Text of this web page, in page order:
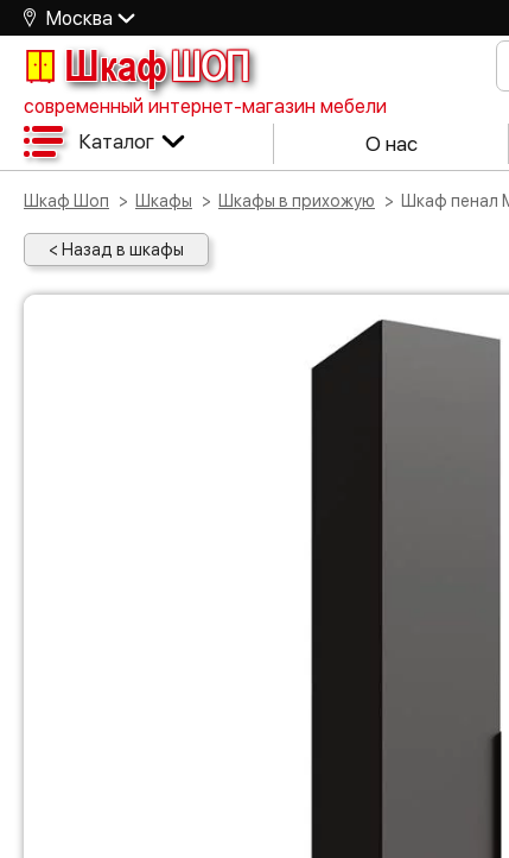
Москва
ШкафШОП
современный интернет-магазин мебели
Каталог О нас
Шкаф Шоп Шкафы Шкафы в прихожую Шкаф
< Назад в шкафы